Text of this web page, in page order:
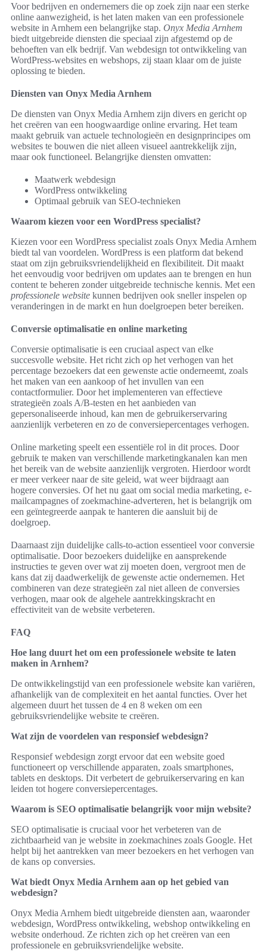
Voor bedrijven en ondernemers die op zoek zijn naar een sterke
online aanwezigheid, is het laten maken van een professionele
website in Arnhem een belangrijke stap. Onyx Media Arnhem
biedt uitgebreide diensten die speciaal zijn afgestemd op de
behoeften van elk bedrijf. Van webdesign tot ontwikkeling van
WordPress-websites en webshops, zij staan klaar om de juiste
oplossing te bieden.
Diensten van Onyx Media Arnhem
De diensten van Onyx Media Arnhem zijn divers en gericht op
het creëren van een hoogwaardige online ervaring. Het team
maakt gebruik van actuele technologieën en designprincipes om
websites te bouwen die niet alleen visueel aantrekkelijk zijn,
maar ook functioneel. Belangrijke diensten omvatten:
Maatwerk webdesign
WordPress ontwikkeling
Optimaal gebruik van SEO-technieken
Waarom kiezen voor een WordPress specialist?
Kiezen voor een WordPress specialist zoals Onyx Media Arnhem
biedt tal van voordelen. WordPress is een platform dat bekend
staat om zijn gebruiksvriendelijkheid en flexibiliteit. Dit maakt
het eenvoudig voor bedrijven om updates aan te brengen en hun
content te beheren zonder uitgebreide technische kennis. Met een
professionele website kunnen bedrijven ook sneller inspelen op
veranderingen in de markt en hun doelgroepen beter bereiken.
Conversie optimalisatie en online marketing
Conversie optimalisatie is een cruciaal aspect van elke
succesvolle website. Het richt zich op het verhogen van het
percentage bezoekers dat een gewenste actie onderneemt, zoals
het maken van een aankoop of het invullen van een
contactformulier. Door het implementeren van effectieve
strategieën zoals A/B-testen en het aanbieden van
gepersonaliseerde inhoud, kan men de gebruikerservaring
aanzienlijk verbeteren en zo de conversiepercentages verhogen.
Online marketing speelt een essentiële rol in dit proces. Door
gebruik te maken van verschillende marketingkanalen kan men
het bereik van de website aanzienlijk vergroten. Hierdoor wordt
er meer verkeer naar de site geleid, wat weer bijdraagt aan
hogere conversies. Of het nu gaat om social media marketing, e-
mailcampagnes of zoekmachine-adverteren, het is belangrijk om
een geïntegreerde aanpak te hanteren die aansluit bij de
doelgroep.
Daarnaast zijn duidelijke calls-to-action essentieel voor conversie
optimalisatie. Door bezoekers duidelijke en aansprekende
instructies te geven over wat zij moeten doen, vergroot men de
kans dat zij daadwerkelijk de gewenste actie ondernemen. Het
combineren van deze strategieën zal niet alleen de conversies
verhogen, maar ook de algehele aantrekkingskracht en
effectiviteit van de website verbeteren.
FAQ
Hoe lang duurt het om een professionele website te laten
maken in Arnhem?
De ontwikkelingstijd van een professionele website kan variëren,
afhankelijk van de complexiteit en het aantal functies. Over het
algemeen duurt het tussen de 4 en 8 weken om een
gebruiksvriendelijke website te creëren.
Wat zijn de voordelen van responsief webdesign?
Responsief webdesign zorgt ervoor dat een website goed
functioneert op verschillende apparaten, zoals smartphones,
tablets en desktops. Dit verbetert de gebruikerservaring en kan
leiden tot hogere conversiepercentages.
Waarom is SEO optimalisatie belangrijk voor mijn website?
SEO optimalisatie is cruciaal voor het verbeteren van de
zichtbaarheid van je website in zoekmachines zoals Google. Het
helpt bij het aantrekken van meer bezoekers en het verhogen van
de kans op conversies.
Wat biedt Onyx Media Arnhem aan op het gebied van
webdesign?
Onyx Media Arnhem biedt uitgebreide diensten aan, waaronder
webdesign, WordPress ontwikkeling, webshop ontwikkeling en
website onderhoud. Ze richten zich op het creëren van een
professionele en gebruiksvriendelijke website.